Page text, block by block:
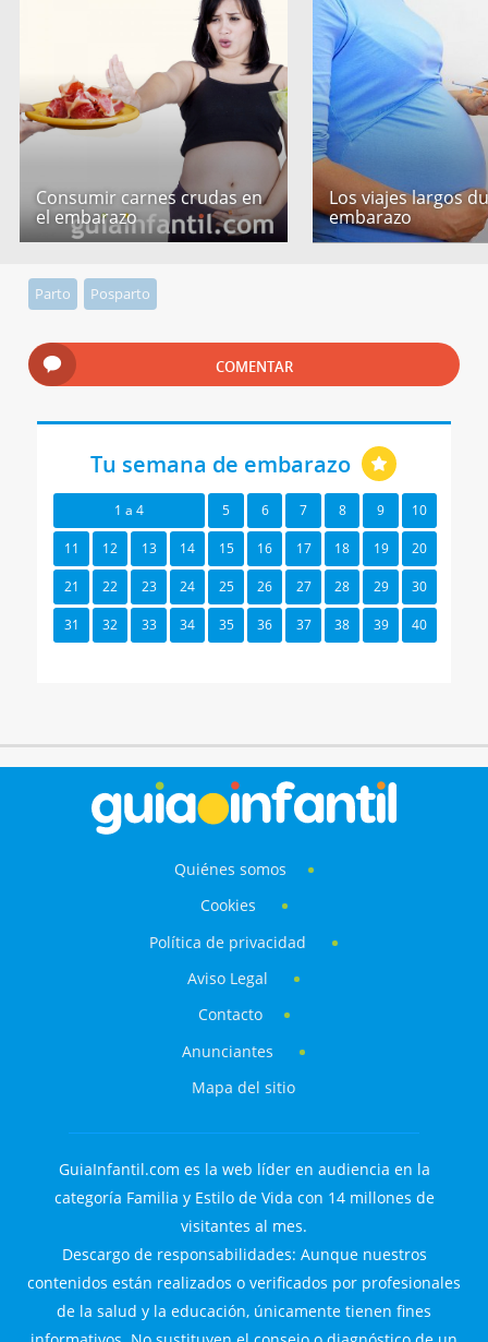
Consumir carnes crudas en
el embarazo
Los viajes largos
embarazo
Parto Posparto
COMENTAR
Tu semana de embarazo
1 a 4 5 6 7 8 9 10
11 12 13 14 15 16 17 18 19 20
21 22 23 24 25 26 27 28 29 30
31 32 33 34 35 36 37 38 39 40
Quiénes somos
Cookies
Política de privacidad
Aviso Legal
Contacto
Anunciantes
Mapa del sitio
GuiaInfantil.com es la web líder en audiencia en la
categoría Familia y Estilo de Vida con 14 millones de
visitantes al mes.
Descargo de responsabilidades: Aunque nuestros
contenidos están realizados o verificados por profesionales
de la salud y la educación, únicamente tienen fines